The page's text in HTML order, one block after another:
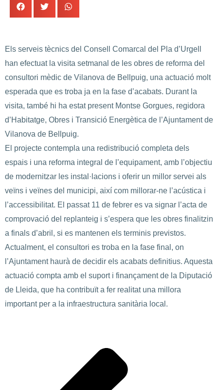
Els serveis tècnics del Consell Comarcal del Pla d’Urgell
han efectuat la visita setmanal de les obres de reforma del
consultori mèdic de Vilanova de Bellpuig, una actuació molt
esperada que es troba ja en la fase d’acabats. Durant la
visita, també hi ha estat present Montse Gorgues, regidora
d’Habitatge, Obres i Transició Energètica de l’Ajuntament de
Vilanova de Bellpuig.
El projecte contempla una redistribució completa dels
espais i una reforma integral de l’equipament, amb l’objectiu
de modernitzar les instal·lacions i oferir un millor servei als
veïns i veïnes del municipi, així com millorar-ne l’acústica i
l’accessibilitat. El passat 11 de febrer es va signar l’acta de
comprovació del replanteig i s’espera que les obres finalitzin
a finals d’abril, si es mantenen els terminis previstos.
Actualment, el consultori es troba en la fase final, on
l’Ajuntament haurà de decidir els acabats definitius. Aquesta
actuació compta amb el suport i finançament de la Diputació
de Lleida, que ha contribuït a fer realitat una millora
important per a la infraestructura sanitària local.